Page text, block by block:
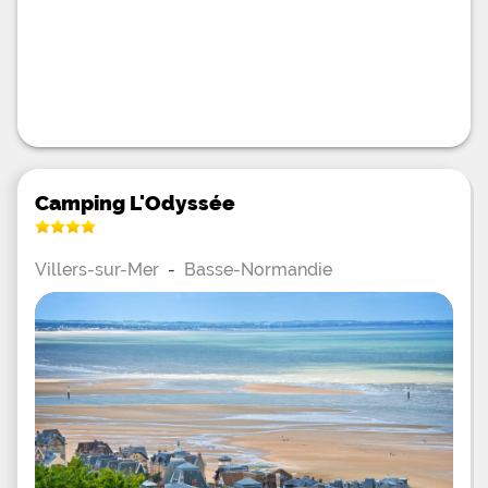
Camping L'Odyssée
Villers-sur-Mer - Basse-Normandie